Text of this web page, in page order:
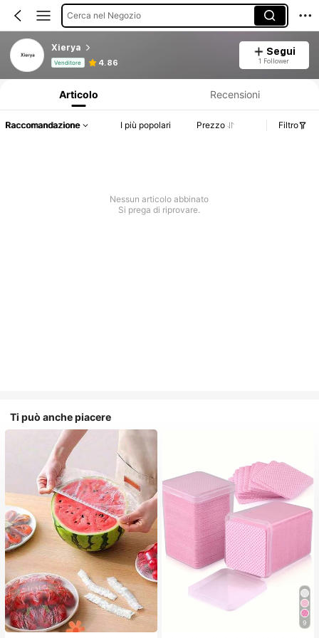
Cerca nel Negozio
Xierya
Venditore 4.86
Segui
1 Follower
Articolo Recensioni
Raccomandazione I più popolari Prezzo Filtro
Nessun articolo abbinato
Si prega di riprovare.
Ti può anche piacere
9